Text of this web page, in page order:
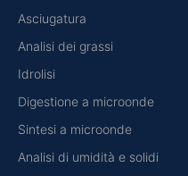
Asciugatura
Analisi dei grassi
Idrolisi
Digestione a microonde
Sintesi a microonde
Analisi di umidità e solidi